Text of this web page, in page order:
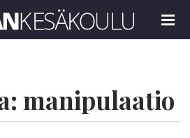
MENU
manipulaatio